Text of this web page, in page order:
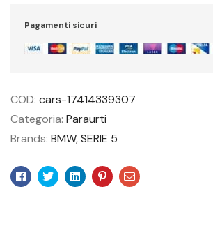
Pagamenti sicuri
COD: cars-17414339307
Categoria: Paraurti
Brands: BMW, SERIE 5
Facebook
TwitterLinkedinPinterest
Email